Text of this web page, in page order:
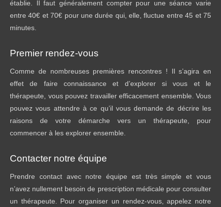
établie. Il faut généralement compter pour une séance varie
entre 40€ et 70€ pour une durée qui, elle, fluctue entre 45 et 75
minutes.
Premier rendez-vous
Comme de nombreuses premières rencontres ! Il s’agira en
effet de faire connaissance et d’explorer si vous et le
thérapeute, vous pouvez travailler efficacement ensemble. Vous
pouvez vous attendre à ce qu’il vous demande de décrire les
raisons de votre démarche vers un thérapeute, pour
commencer à les explorer ensemble.
Contacter notre équipe
Prendre contact avec notre équipe est très simple et vous
n’avez nullement besoin de prescription médicale pour consulter
un thérapeute. Pour organiser un rendez-vous, appelez notre